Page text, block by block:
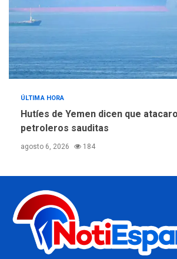
ÚLTIMA HORA
Hutíes de Yemen dicen que
petroleros sauditas
agosto 6, 2026 184